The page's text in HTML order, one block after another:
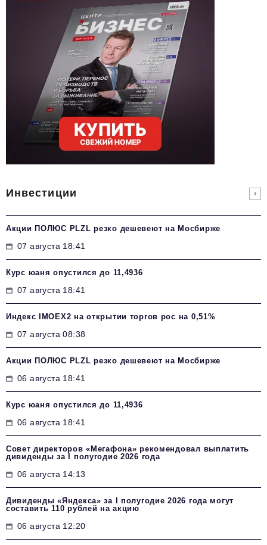
Инвестиции
Акции ПОЛЮС PLZL резко дешевеют на Мосбирже
07 августа 18:41
Курс юаня опустился до 11,4936
07 августа 18:41
Индекс IMOEX2 на открытии торгов рос на 0,51%
07 августа 08:38
Акции ПОЛЮС PLZL резко дешевеют на Мосбирже
06 августа 18:41
Курс юаня опустился до 11,4936
06 августа 18:41
Совет директоров «Мегафона» рекомендовал выплатить
дивиденды за I полугодие 2026 года
06 августа 14:13
Дивиденды «Яндекса» за I полугодие 2026 года могут
составить 110 рублей на акцию
06 августа 12:20